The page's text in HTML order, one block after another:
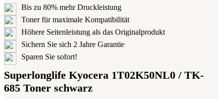
Bis zu 80% mehr Druckleistung
Toner für maximale Kompatibilität
Höhere Seitenleistung als das Originalprodukt
Sichern Sie sich 2 Jahre Garantie
Sparen Sie sofort!
Superlonglife Kyocera 1T02K50NL0 / TK-
685 Toner schwarz